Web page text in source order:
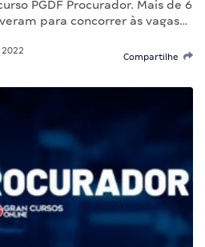
PGDF Procurador. Mais de 6
para concorrer às vagas…
Compartilhe